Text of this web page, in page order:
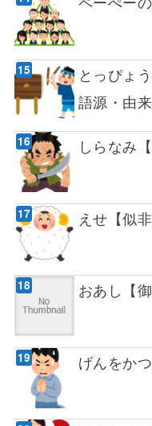
とっぴょ
語源・由来
しらなみ
えせ【似
おあし【
げんをか